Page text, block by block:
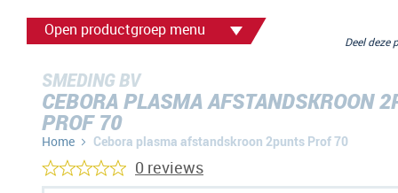
Open productgroep menu
SMEDING BV
CEBORA PLASMA AFSTANDSKROON
PROF 70
Home Cebora plasma afstandskroon 2punts Prof 70
Deel
0 reviews